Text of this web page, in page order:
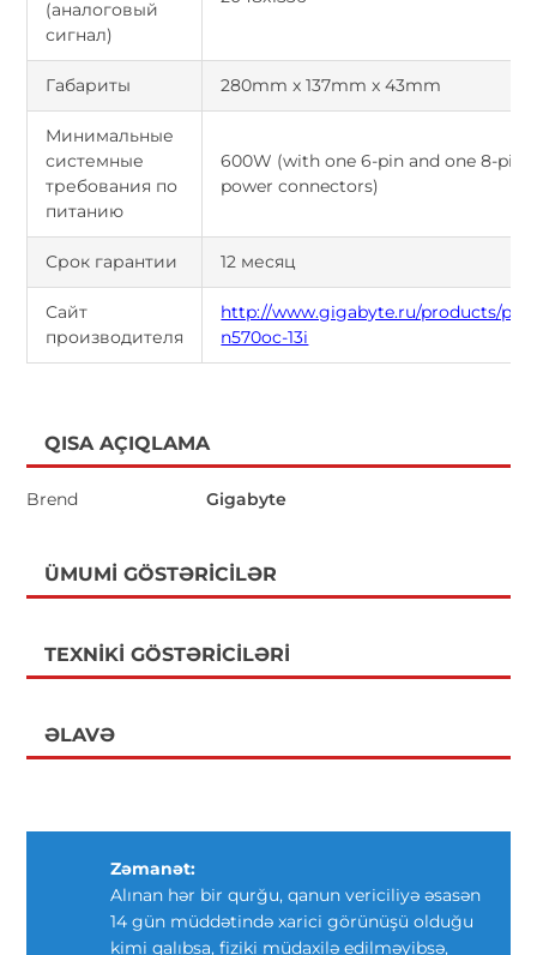
(аналоговый
сигнал)
Габариты 280mm x 137mm x 43mm
Минимальные
системные
требования по
питанию
600W (with one 6-pin and one 8-pin
power connectors)
Срок гарантии 12 месяц
Сайт
производителя
http://www.gigabyte.ru/products/
n570oc-13i
QISA AÇIQLAMA
Brend Gigabyte
ÜMUMI GÖSTƏRICILƏR
TEXNIKI GÖSTƏRICILƏRI
ƏLAVƏ
Zəmanət:
Alınan hər bir qurğu, qanun vericiliyə əsasən
14 gün müddətində xarici görünüşü olduğu
kimi qalıbsa, fiziki müdaxilə edilməyibsə,